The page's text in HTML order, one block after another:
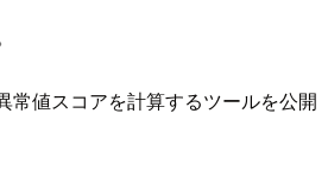
常値スコアを計算するツールを公開